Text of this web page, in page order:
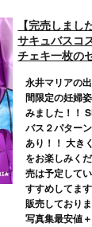
【完売しま
サキュバスコ
チェキ一枚の
永井マリアの
間限定の妊婦
みました！！
バス２パター
あり！！ 大き
をお楽しみく
売は予定して
すすめしてま
販売しており
写真集最安値